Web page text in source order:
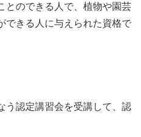
とのできる人で、植物や園芸
できる人に与えられた資格で
う認定講習会を受講して、認